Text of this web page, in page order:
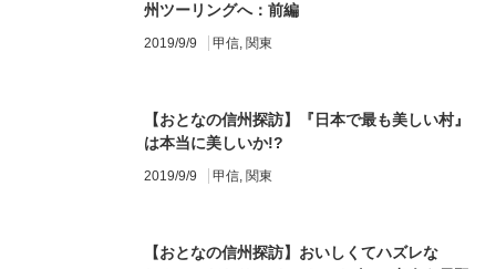
州ツーリングへ：前編
2019/9/9 甲信, 関東
【おとなの信州探訪】『日本で最も美しい村』
は本当に美しいか!?
2019/9/9 甲信, 関東
【おとなの信州探訪】おいしくてハズレな